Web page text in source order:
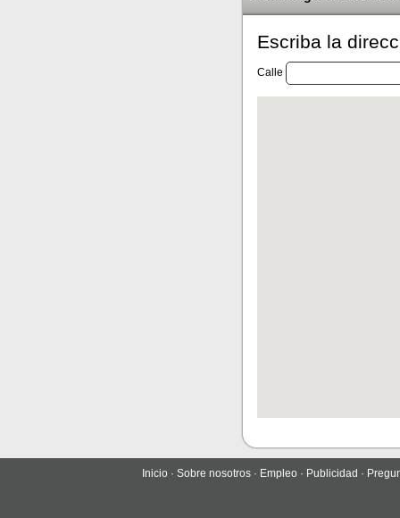
Escriba la
Calle
Inicio ·Sobre nosotros · Empleo · Publicidad ·